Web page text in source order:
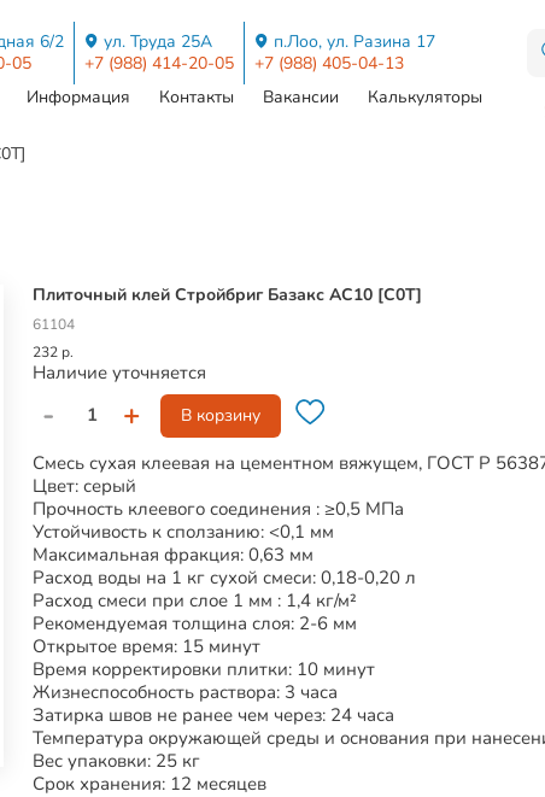
6/2
05
ул. Труда 25А
+7 (988) 414-20-05
п.Лоо, ул. Разина 17
+7 (988) 405-04-13
Информация Контакты Вакансии Калькуляторы
Плиточный клей Стройбриг Базакс AC10 [C0Т]
61104
232 р.
Наличие уточняется
- + В корзину
Смесь сухая клеевая на цементном вяжущем, ГОСТ Р
Цвет: серый
Прочность клеевого соединения : ≥0,5 МПа
Устойчивость к сползанию: <0,1 мм
Максимальная фракция: 0,63 мм
Расход воды на 1 кг сухой смеси: 0,18-0,20 л
Расход смеси при слое 1 мм : 1,4 кг/м²
Рекомендуемая толщина слоя: 2-6 мм
Открытое время: 15 минут
Время корректировки плитки: 10 минут
Жизнеспособность раствора: 3 часа
Затирка швов не ранее чем через: 24 часа
Температура окружающей среды и основания при
Вес упаковки: 25 кг
Срок хранения: 12 месяцев